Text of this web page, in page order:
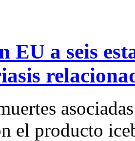
EU a seis
el producto